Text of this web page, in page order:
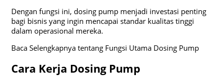
Dengan fungsi ini, dosing pump menjadi investasi penting
bagi bisnis yang ingin mencapai standar kualitas tinggi
dalam operasional mereka.
Baca Selengkapnya tentang Fungsi Utama Dosing Pump
Cara Kerja Dosing Pump